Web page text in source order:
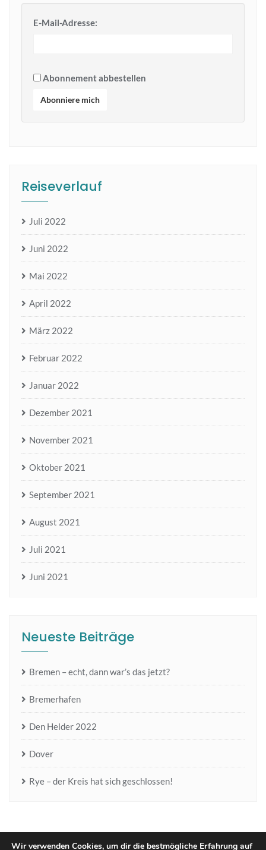
E-Mail-Adresse:
Abonnement abbestellen
Abonniere mich
Reiseverlauf
Juli 2022
Juni 2022
Mai 2022
April 2022
März 2022
Februar 2022
Januar 2022
Dezember 2021
November 2021
Oktober 2021
September 2021
August 2021
Juli 2021
Juni 2021
Neueste Beiträge
Bremen – echt, dann war’s das jetzt?
Bremerhafen
Den Helder 2022
Dover
Rye – der Kreis hat sich geschlossen!
Wir verwenden Cookies, um dir die bestmögliche Erfahrung auf